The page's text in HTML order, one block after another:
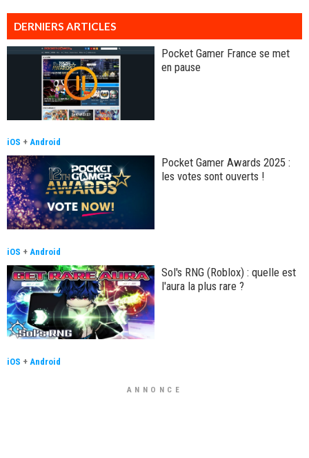
DERNIERS ARTICLES
Pocket Gamer France se met
en pause
iOS + Android
Pocket Gamer Awards 2025 :
les votes sont ouverts !
iOS + Android
Sol's RNG (Roblox) : quelle est
l'aura la plus rare ?
iOS + Android
ANNONCE